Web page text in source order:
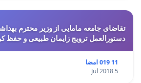
تقاضای جامعه مامایی از وزیر محترم
دستورالعمل ترویج زایمان طبیعی و حفظ
11 019 امضا
5 Jul 2018